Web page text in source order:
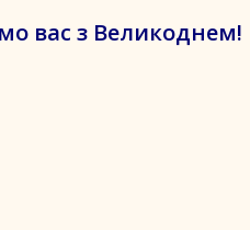
вас з Великоднем!